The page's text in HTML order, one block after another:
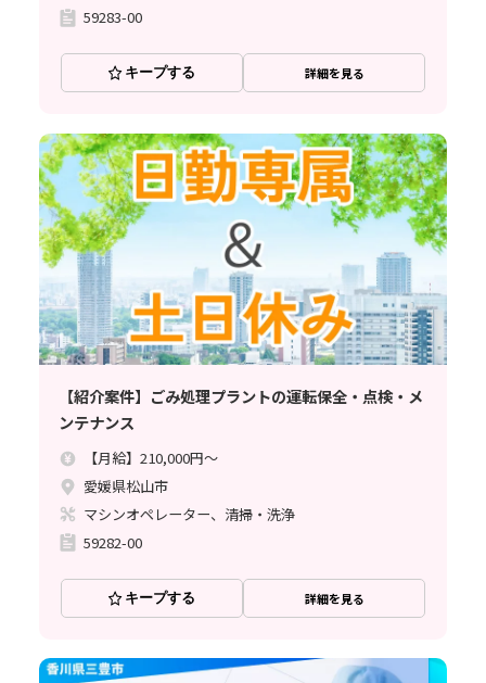
59283-00
キープする 詳細を見る
【紹介案件】ごみ処理プラントの運転保全・点検・メ
ンテナンス
【月給】210,000円～
愛媛県松山市
マシンオペレーター、清掃・洗浄
59282-00
キープする 詳細を見る